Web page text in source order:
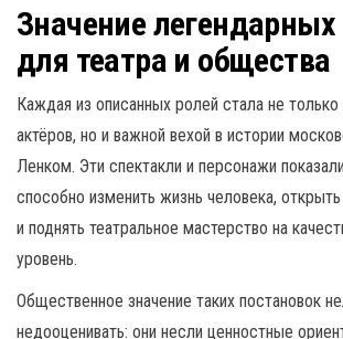
Значение легендарных
для театра и общества
Каждая из описанных ролей стала не
актёров, но и важной вехой в истории
Ленком. Эти спектакли и персонажи
способно изменить жизнь человека,
и поднять театральное мастерство на
уровень.
Общественное значение таких постановок
недооценивать: они несли ценностные